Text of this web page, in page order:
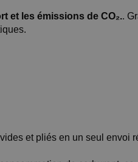
et les émissions de CO₂..
et pliés en un seul envoi